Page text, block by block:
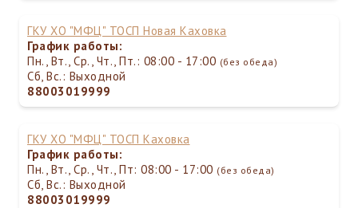
ГКУ ХО "МФЦ" ТОСП Новая Каховка
График работы:
Пн., Вт., Ср., Чт., Пт.: 08:00 - 17:00 (без обеда)
Сб, Вс.: Выходной
88003019999
ГКУ ХО "МФЦ" ТОСП Каховка
График работы:
Пн., Вт., Ср., Чт., Пт: 08:00 - 17:00 (без обеда)
Сб, Вс.: Выходной
88003019999